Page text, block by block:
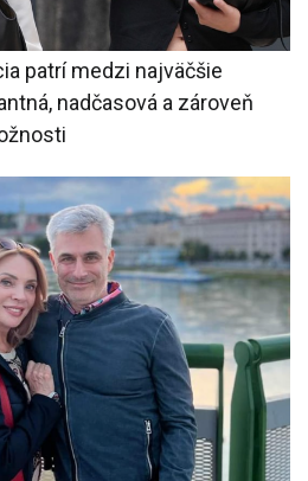
patrí medzi najväčšie
nadčasová a zároveň